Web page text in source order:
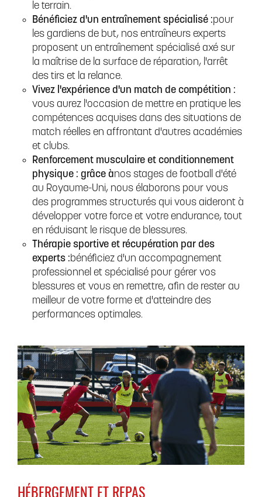
le terrain.
Bénéficiez d'un entraînement spécialisé :pour
les gardiens de but, nos entraîneurs experts
proposent un entraînement spécialisé axé sur
la maîtrise de la surface de réparation, l'arrêt
des tirs et la relance.
Vivez l'expérience d'un match de compétition :
vous aurez l'occasion de mettre en pratique les
compétences acquises dans des situations de
match réelles en affrontant d'autres académies
et clubs.
Renforcement musculaire et conditionnement
physique : grâce ànos stages de football d'été
au Royaume-Uni, nous élaborons pour vous
des programmes structurés qui vous aideront à
développer votre force et votre endurance, tout
en réduisant le risque de blessures.
Thérapie sportive et récupération par des
experts :bénéficiez d'un accompagnement
professionnel et spécialisé pour gérer vos
blessures et vous en remettre, afin de rester au
meilleur de votre forme et d'atteindre des
performances optimales.
HÉBERGEMENT ET REPAS